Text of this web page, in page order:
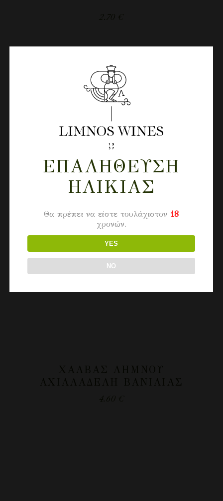
2.70 €
ΧΑΛΒΆΣ ΛΉΜΝΟΥ
ΑΧΙΛΛΑΔΈΛΗ ΒΑΝΊΛΙΑΣ
4.60 €
ΕΠΑΛΉΘΕΥΣΗ
ΗΛΙΚΊΑΣ
Θα πρέπει να είστε τουλάχιστον 18
χρονών.
YES
NO